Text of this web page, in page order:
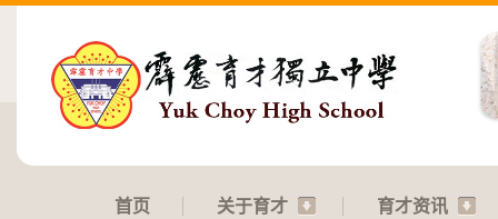
首页 关于育才 育才资讯